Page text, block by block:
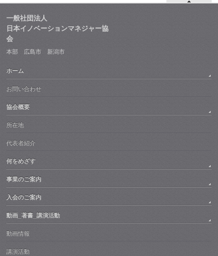
一般社団法人
日本イノベーションマネジャー協
会
本部 広島市 新潟市
ホーム
お問い合わせ
協会概要
所在地
代表者紹介
何をめざす
事業のご案内
入会のご案内
動画_著書_講演活動
動画情報
講演活動